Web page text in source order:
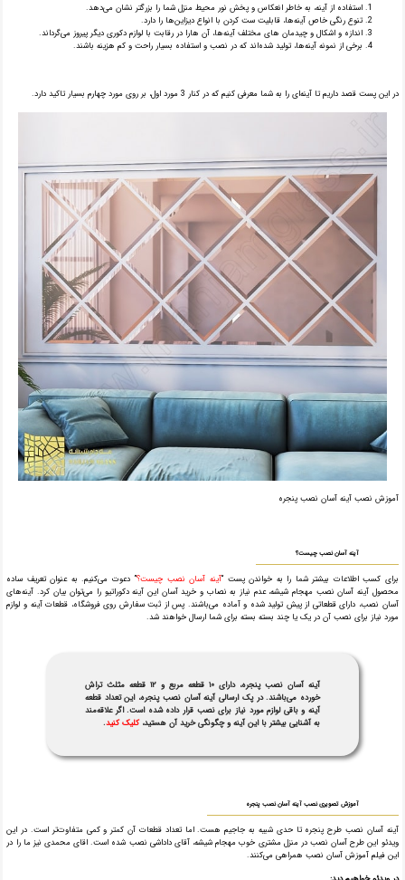
استفاده از آینه، به خاطر انعکاس و پخش نور محیط منزل شما را بزرگتر نشان می‌دهد.
تنوع رنگی خاص آینه‌ها، قابلیت ست کردن با انواع دیزاین‌ها را دارد.
اندازه و اشکال و چیدمان های مختلف آینه‌ها، آن ها‌را در رقابت با لوازم دکوری دیگر پیروز می‌گرداند.
برخی از نمونه آینه‌ها، تولید شده‌اند که در نصب و استفاده بسیار راحت و کم هزینه باشند.
در این پست قصد داریم تا آینه‌ای را به شما معرفی کنیم که در کنار 3 مورد اول، بر روی مورد چهارم بسیار تاکید دارد.
آموزش نصب آینه آسان نصب پنجره
آینه آسان نصب چیست؟
برای کسب اطلاعات بیشتر شما را به خواندن پست “آینه آسان نصب چیست؟” دعوت می‌کنیم. به عنوان تعریف ساده
محصول آینه آسان نصب مهجام شیشه، عدم نیاز به نصاب و خرید آسان این آینه دکوراتیو را می‌توان بیان کرد. آینه‌های
آسان نصب، دارای قطعاتی از پیش تولید شده و آماده می‌باشند. پس از ثبت سفارش روی فروشگاه، قطعات آینه و لوازم
مورد نیاز برای نصب آن در یک یا چند بسته بسته برای شما ارسال خواهند شد.
آینه آسان نصب پنجره، دارای ۱۰ قطعه مربع و ۱۲ قطعه مثلث تراش
خورده می‌باشند. در پک ارسالی آینه آسان نصب پنجره، این تعداد قطعه
آینه و باقی لوازم مورد نیاز برای نصب قرار داده شده است. اگر علاقه‌مند
به آشنایی بیشتر با این آینه و چگونگی خرید آن هستید،کلیک کنید.
آموزش تصویری نصب آینه آسان نصب پنجره
آینه آسان نصب طرح پنجره تا حدی شبیه به جاجیم هست. اما تعداد قطعات آن کمتر و کمی متفاوت‌تر است. در این
ویدئو این طرح آسان نصب در منزل مشتری خوب مهجام شیشه، آقای داداشی نصب شده است. اقای محمدی نیز ما را در
این فیلم آموزش آسان نصب همراهی می‌کنند.